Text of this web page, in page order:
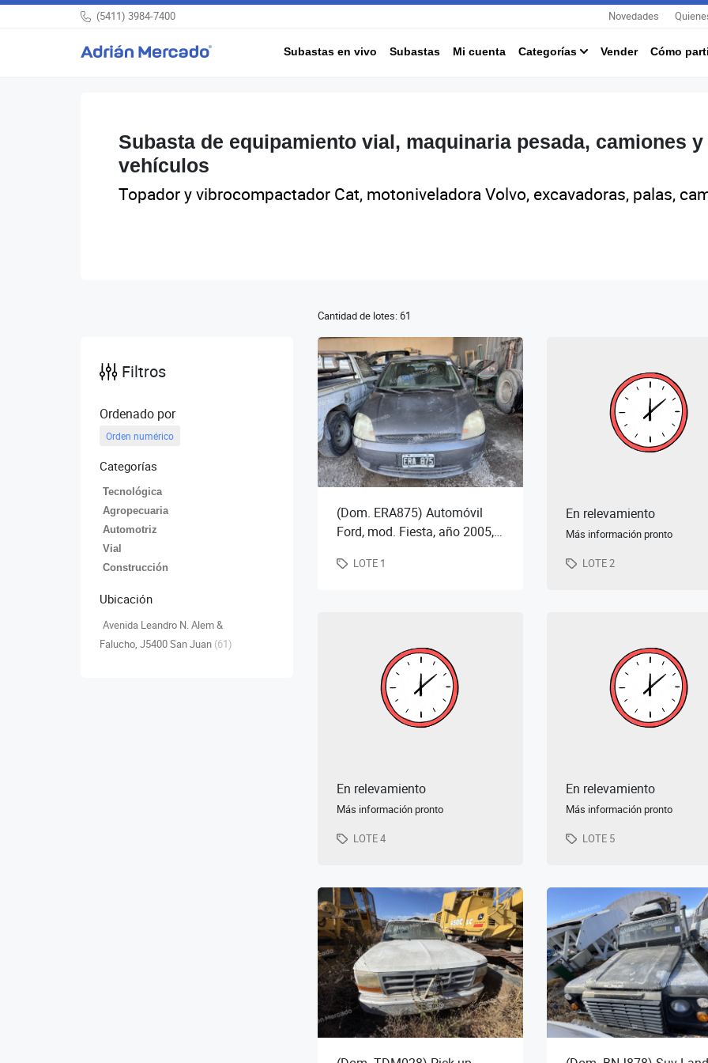
(5411) 3984-7400 Novedades
Subastas en vivo Subastas Mi cuenta Categorías Vender Cómo
Subasta de equipamiento vial, maquinaria pesada, camiones y
vehículos
Topador y vibrocompactador Cat, motoniveladora Volvo, excavadoras, palas,
Filtros
Ordenado por
Orden numérico
Categorías
Tecnológica
Agropecuaria
Automotriz
Vial
Construcción
Ubicación
Avenida Leandro N. Alem &
Falucho, J5400 San Juan (61)
Cantidad de lotes: 61
(Dom. ERA875) Automóvil
Ford, mod. Fiesta, año 2005,
rayones y abolladuras vs
LOTE 1
En relevamiento
Más información pronto
LOTE 2
En relevamiento
Más información pronto
LOTE 4
En relevamiento
Más información pronto
LOTE 5